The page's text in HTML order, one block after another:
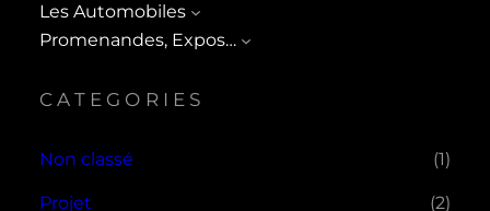
Les Automobiles
Promenandes, Expos…
CATEGORIES
Non classé (1)
Projet (2)